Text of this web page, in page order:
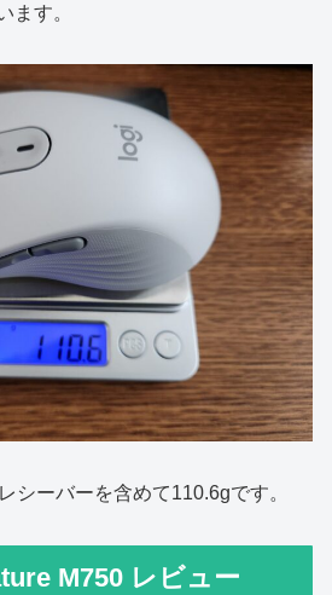
ます。
シーバーを含めて110.6gです。
M750 レビュー